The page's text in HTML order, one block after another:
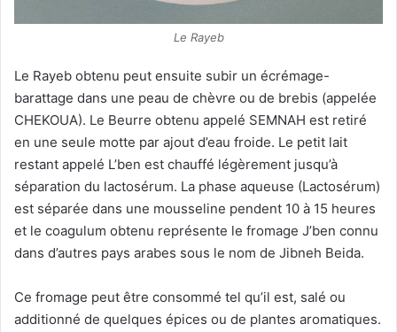
Le Rayeb
Le Rayeb obtenu peut ensuite subir un écrémage-
barattage dans une peau de chèvre ou de brebis (appelée
CHEKOUA). Le Beurre obtenu appelé SEMNAH est retiré
en une seule motte par ajout d’eau froide. Le petit lait
restant appelé L’ben est chauffé légèrement jusqu’à
séparation du lactosérum. La phase aqueuse (Lactosérum)
est séparée dans une mousseline pendent 10 à 15 heures
et le coagulum obtenu représente le fromage J’ben connu
dans d’autres pays arabes sous le nom de Jibneh Beida.
Ce fromage peut être consommé tel qu’il est, salé ou
additionné de quelques épices ou de plantes aromatiques.